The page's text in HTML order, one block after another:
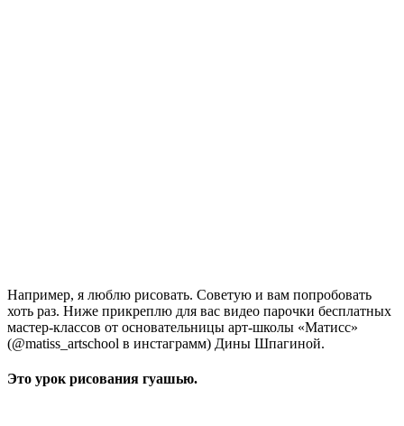
Например, я люблю рисовать. Советую и вам попробовать
хоть раз. Ниже прикреплю для вас видео парочки бесплатных
мастер-классов от основательницы арт-школы «Матисс»
(@matiss_artschool в инстаграмм) Дины Шпагиной.
Это урок рисования гуашью.